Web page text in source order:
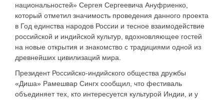
национальностей» Сергея Сергеевича Ануфриенко,
который отметил значимость проведения данного проекта
в Год единства народов России и тесное взаимодействие
российской и индийской культур, вдохновляющее гостей
на новые открытия и знакомство с традициями одной из
древнейших цивилизаций мира.
Президент Российско-индийского общества дружбы
«Диша» Рамешвар Сингх сообщил, что фестиваль
объединяет тех, кто интересуется культурой Индии, и у